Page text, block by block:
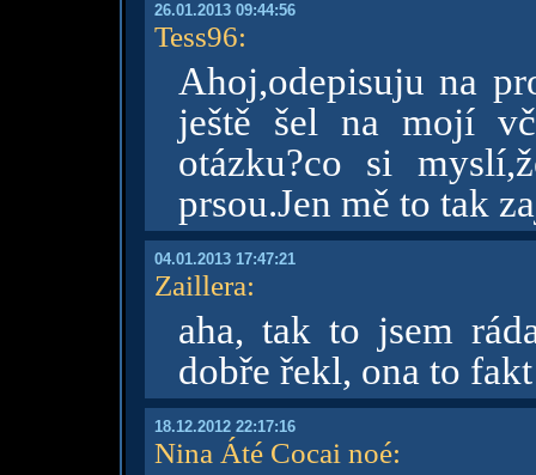
26.01.2013 09:44:56
Tess96:
Ahoj,odepisuju na
ještě šel na mojí
otázku?co si
prsou.Jen mě to tak
04.01.2013 17:47:21
Zaillera:
aha, tak to jsem
dobře řekl, ona to
18.12.2012 22:17:16
Nina Áté Cocai noé: